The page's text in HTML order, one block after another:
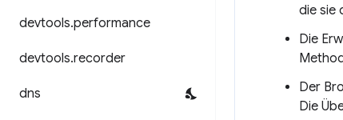
devtools.performance
devtools.recorder
dns
die sie
Die
Der
Die